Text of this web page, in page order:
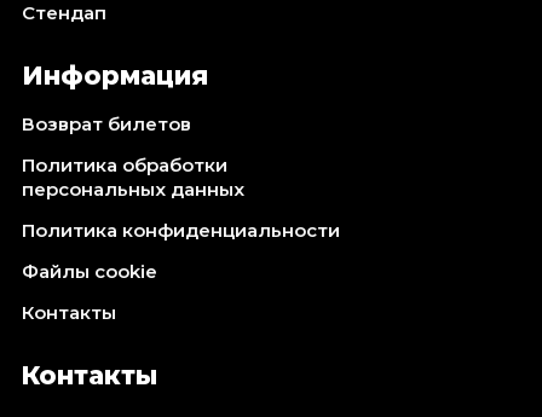
Стендап
Информация
Возврат билетов
Политика обработки
персональных данных
Политика конфиденциальности
Файлы cookie
Контакты
Контакты